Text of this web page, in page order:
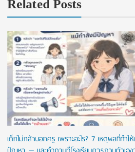
Related Posts
เด็กไม่กล้าบอกครู เพราะอะไร? 7 เหตุผลที่ทำใ